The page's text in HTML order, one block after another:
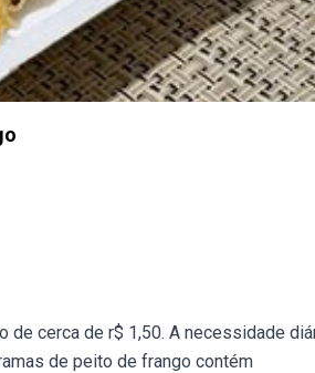
de cerca de r$ 1,50. A necessidade
de peito de frango contém